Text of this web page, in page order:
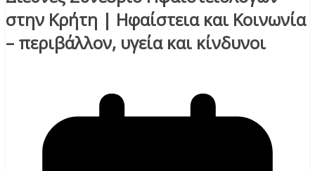
στην Κρήτη | Ηφαίστεια και Κοινωνία
– περιβάλλον, υγεία και κίνδυνοι